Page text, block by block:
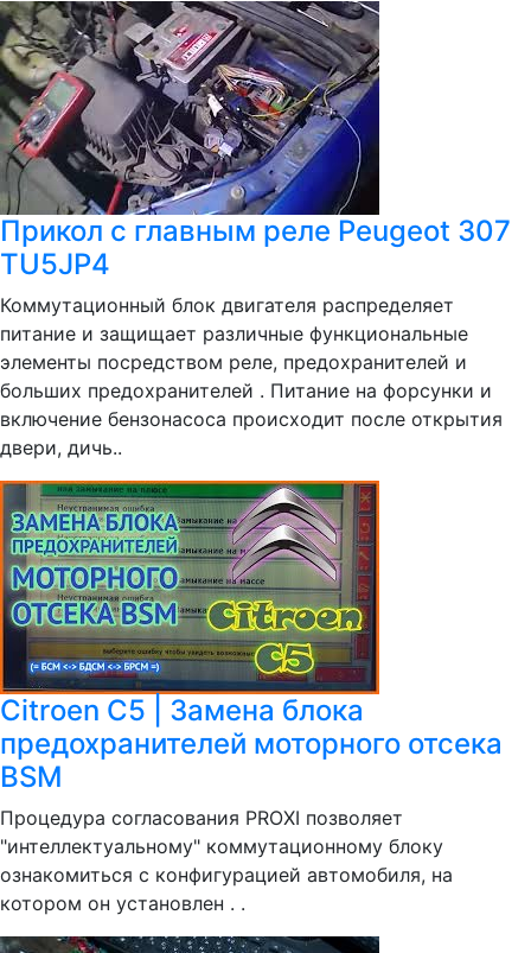
Прикол с главным реле Peugeot 307
TU5JP4
Коммутационный блок двигателя распределяет
питание и защищает различные функциональные
элементы посредством реле, предохранителей и
больших предохранителей . Питание на форсунки и
включение бензонасоса происходит после открытия
двери, дичь..
Citroen C5 | Замена блока
предохранителей моторного отсека
BSM
Процедура согласования PROXI позволяет
"интеллектуальному" коммутационному блоку
ознакомиться с конфигурацией автомобиля, на
котором он установлен . .